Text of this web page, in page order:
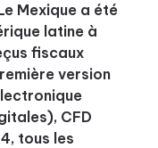
Mexique a été
latine à
fiscaux
version
CFD
tous les